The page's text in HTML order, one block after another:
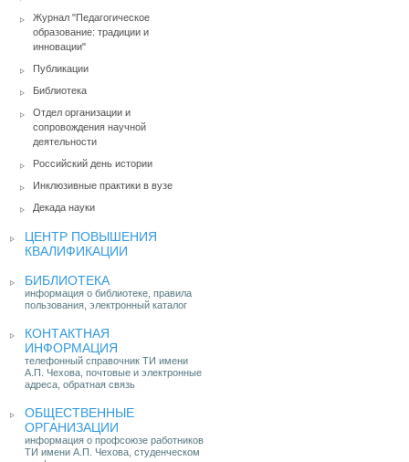
Журнал "Педагогическое
образование: традиции и
инновации"
Публикации
Библиотека
Отдел организации и
сопровождения научной
деятельности
Российский день истории
Инклюзивные практики в вузе
Декада науки
ЦЕНТР ПОВЫШЕНИЯ
КВАЛИФИКАЦИИ
БИБЛИОТЕКА
информация о библиотеке, правила
пользования, электронный каталог
КОНТАКТНАЯ
ИНФОРМАЦИЯ
телефонный справочник ТИ имени
А.П. Чехова, почтовые и электронные
адреса, обратная связь
ОБЩЕСТВЕННЫЕ
ОРГАНИЗАЦИИ
информация о профсоюзе работников
ТИ имени А.П. Чехова, студенческом